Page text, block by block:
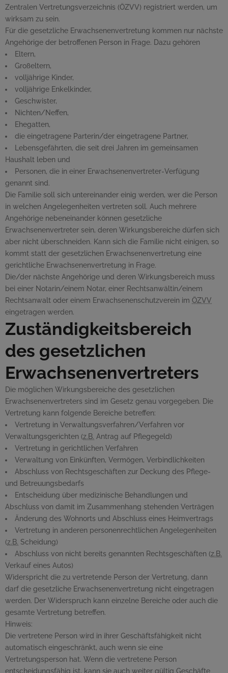
Zentralen Vertretungsverzeichnis (ÖZVV) registriert werden, um
wirksam zu sein.
Für die gesetzliche Erwachsenenvertretung kommen nur nächste
Angehörige der betroffenen Person in Frage. Dazu gehören
Eltern,
Großeltern,
volljährige Kinder,
volljährige Enkelkinder,
Geschwister,
Nichten/Neffen,
Ehegatten,
die eingetragene Parterin/der eingetragene Partner,
Lebensgefährten, die seit drei Jahren im gemeinsamen
Haushalt leben und
Personen, die in einer Erwachsenenvertreter-Verfügung
genannt sind.
Die Familie soll sich untereinander einig werden, wer die Person
in welchen Angelegenheiten vertreten soll. Auch mehrere
Angehörige nebeneinander können gesetzliche
Erwachsenenvertreter sein, deren Wirkungsbereiche dürfen sich
aber nicht überschneiden. Kann sich die Familie nicht einigen, so
kommt statt der gesetzlichen Erwachsenenvertretung eine
gerichtliche Erwachsenenvertretung in Frage.
Die/der nächste Angehörige und deren Wirkungsbereich muss
bei einer Notarin/einem Notar, einer Rechtsanwältin/einem
Rechtsanwalt oder einem Erwachsenenschutzverein im ÖZVV
eingetragen werden.
Zuständigkeitsbereich
des gesetzlichen
Erwachsenenvertreters
Die möglichen Wirkungsbereiche des gesetzlichen
Erwachsenenvertreters sind im Gesetz genau vorgegeben. Die
Vertretung kann folgende Bereiche betreffen:
Vertretung in Verwaltungsverfahren/Verfahren vor
Verwaltungsgerichten (z.B. Antrag auf Pflegegeld)
Vertretung in gerichtlichen Verfahren
Verwaltung von Einkünften, Vermögen, Verbindlichkeiten
Abschluss von Rechtsgeschäften zur Deckung des Pflege-
und Betreuungsbedarfs
Entscheidung über medizinische Behandlungen und
Abschluss von damit im Zusammenhang stehenden Verträgen
Änderung des Wohnorts und Abschluss eines Heimvertrags
Vertretung in anderen personenrechtlichen Angelegenheiten
(z.B. Scheidung)
Abschluss von nicht bereits genannten Rechtsgeschäften (z.B.
Verkauf eines Autos)
Widerspricht die zu vertretende Person der Vertretung, dann
darf die gesetzliche Erwachsenenvertretung nicht eingetragen
werden. Der Widerspruch kann einzelne Bereiche oder auch die
gesamte Vertretung betreffen.
Hinweis:
Die vertretene Person wird in ihrer Geschäftsfähigkeit nicht
automatisch eingeschränkt, auch wenn sie eine
Vertretungsperson hat. Wenn die vertretene Person
entscheidungsfähig ist, kann sie auch weiter gültig Geschäfte